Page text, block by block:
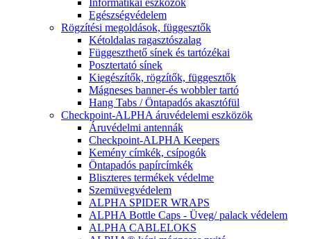
Informatikai eszközök
Egészségvédelem
Rögzítési megoldások, függesztők
Kétoldalas ragasztószalag
Függeszthető sínek és tartózékai
Posztertató sínek
Kiegészítők, rögzítők, függesztők
Mágneses banner-és wobbler tartó
Hang Tabs / Öntapadós akasztófül
Checkpoint-ALPHA áruvédelemi eszközök
Áruvédelmi antennák
Checkpoint-ALPHA Keepers
Kemény címkék, csípogók
Öntapadós papírcímkék
Bliszteres termékek védelme
Szemüvegvédelem
ALPHA SPIDER WRAPS
ALPHA Bottle Caps - Üveg/ palack védelem
ALPHA CABLELOKS